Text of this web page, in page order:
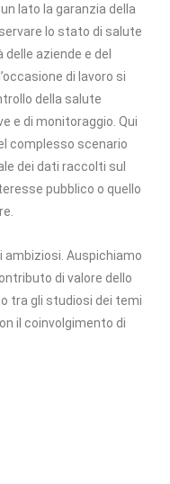
lato la garanzia della
lo stato di salute
aziende e del
di lavoro si
della salute
e di monitoraggio. Qui
complesso scenario
dei dati raccolti sul
pubblico o quello
ambiziosi. Auspichiamo
di valore dello
tra gli studiosi dei temi
il coinvolgimento di